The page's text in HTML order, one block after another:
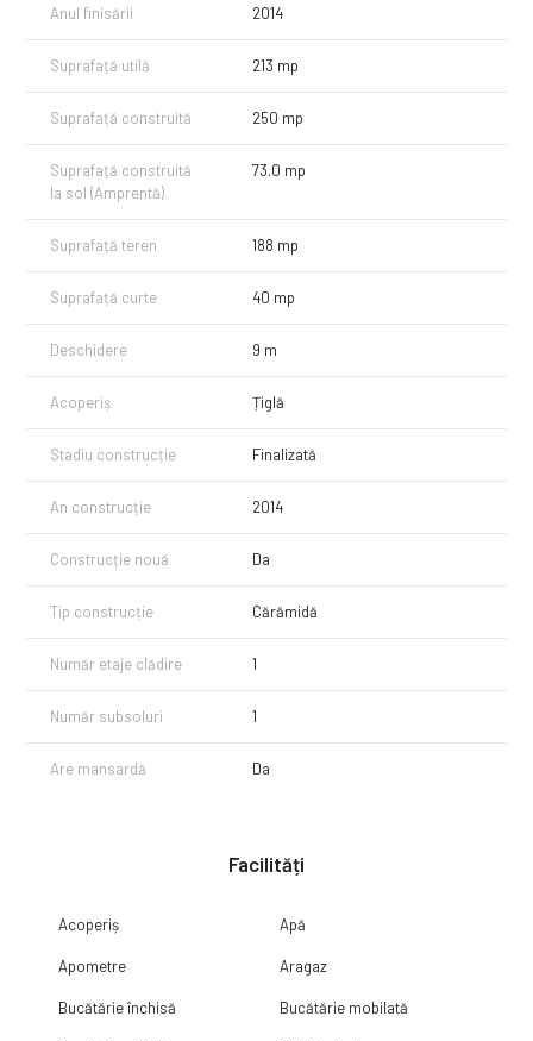
alegere perfectă.
Vanzarea se face de pe persoana fizica, pretul nu este purtator de TVA.
convinge de potențialul acestui minunat duplex.
Anul finisării 2014
Suprafață utilă 213 mp
Suprafață construită 250 mp
Suprafață construită
la sol (Amprentă)
73.0 mp
Suprafață teren 188 mp
Suprafață curte 40 mp
Deschidere 9 m
Acoperiș Țiglă
Stadiu construcție Finalizată
An construcție 2014
Construcție nouă Da
Tip construcție Cărămidă
Număr etaje clădire 1
Număr subsoluri 1
Are mansardă Da
Facilități
Acoperiș Apă
Apometre Aragaz
Bucătărie închisă Bucătărie mobilată